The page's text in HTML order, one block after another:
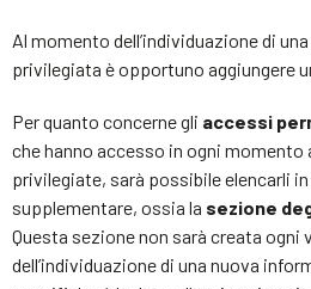
Al momento dell’individuazione di
privilegiata è opportuno aggiungere
Per quanto concerne gli accessi
che hanno accesso in ogni
privilegiate, sarà possibile elencarli
supplementare, ossia la sezione
Questa sezione non sarà creata ogni
dell’individuazione di una nuova